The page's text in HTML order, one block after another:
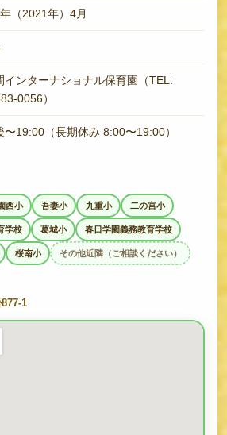
（2021年）4月
インターナショナル保育園（TEL:
0056）
〜19:00（長期休み 8:00〜19:00）
西小 吾妻小 九重小 二の宮小
学校 葛城小 春日学園義務教育学校
桜南小 その他近隣（ご相談ください）
1